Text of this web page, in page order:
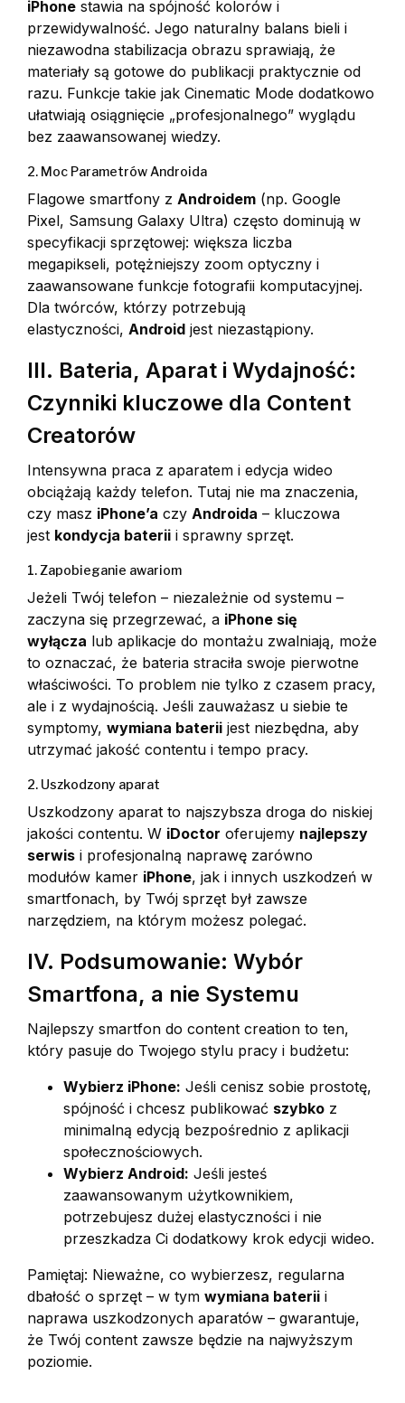
iPhone stawia na spójność kolorów i
przewidywalność. Jego naturalny balans bieli i
niezawodna stabilizacja obrazu sprawiają, że
materiały są gotowe do publikacji praktycznie od
razu. Funkcje takie jak Cinematic Mode dodatkowo
ułatwiają osiągnięcie „profesjonalnego” wyglądu
bez zaawansowanej wiedzy.
2. Moc Parametrów Androida
Flagowe smartfony z Androidem (np. Google
Pixel, Samsung Galaxy Ultra) często dominują w
specyfikacji sprzętowej: większa liczba
megapikseli, potężniejszy zoom optyczny i
zaawansowane funkcje fotografii komputacyjnej.
Dla twórców, którzy potrzebują
elastyczności, Android jest niezastąpiony.
III. Bateria, Aparat i Wydajność:
Czynniki kluczowe dla Content
Creatorów
Intensywna praca z aparatem i edycja wideo
obciążają każdy telefon. Tutaj nie ma znaczenia,
czy masz iPhone’a czy Androida – kluczowa
jest kondycja baterii i sprawny sprzęt.
1. Zapobieganie awariom
Jeżeli Twój telefon – niezależnie od systemu –
zaczyna się przegrzewać, a iPhone się
wyłącza lub aplikacje do montażu zwalniają, może
to oznaczać, że bateria straciła swoje pierwotne
właściwości. To problem nie tylko z czasem pracy,
ale i z wydajnością. Jeśli zauważasz u siebie te
symptomy, wymiana baterii jest niezbędna, aby
utrzymać jakość contentu i tempo pracy.
2. Uszkodzony aparat
Uszkodzony aparat to najszybsza droga do niskiej
jakości contentu. W iDoctor oferujemy najlepszy
serwis i profesjonalną naprawę zarówno
modułów kamer iPhone, jak i innych uszkodzeń w
smartfonach, by Twój sprzęt był zawsze
narzędziem, na którym możesz polegać.
IV. Podsumowanie: Wybór
Smartfona, a nie Systemu
Najlepszy smartfon do content creation to ten,
który pasuje do Twojego stylu pracy i budżetu:
Wybierz iPhone: Jeśli cenisz sobie prostotę,
spójność i chcesz publikować szybko z
minimalną edycją bezpośrednio z aplikacji
społecznościowych.
Wybierz Android: Jeśli jesteś
zaawansowanym użytkownikiem,
potrzebujesz dużej elastyczności i nie
przeszkadza Ci dodatkowy krok edycji wideo.
Pamiętaj: Nieważne, co wybierzesz, regularna
dbałość o sprzęt – w tym wymiana baterii i
naprawa uszkodzonych aparatów – gwarantuje,
że Twój content zawsze będzie na najwyższym
poziomie.